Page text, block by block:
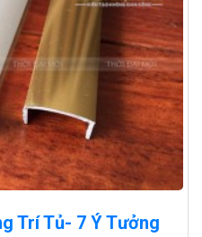
Trí Tủ- 7 Ý Tưởng